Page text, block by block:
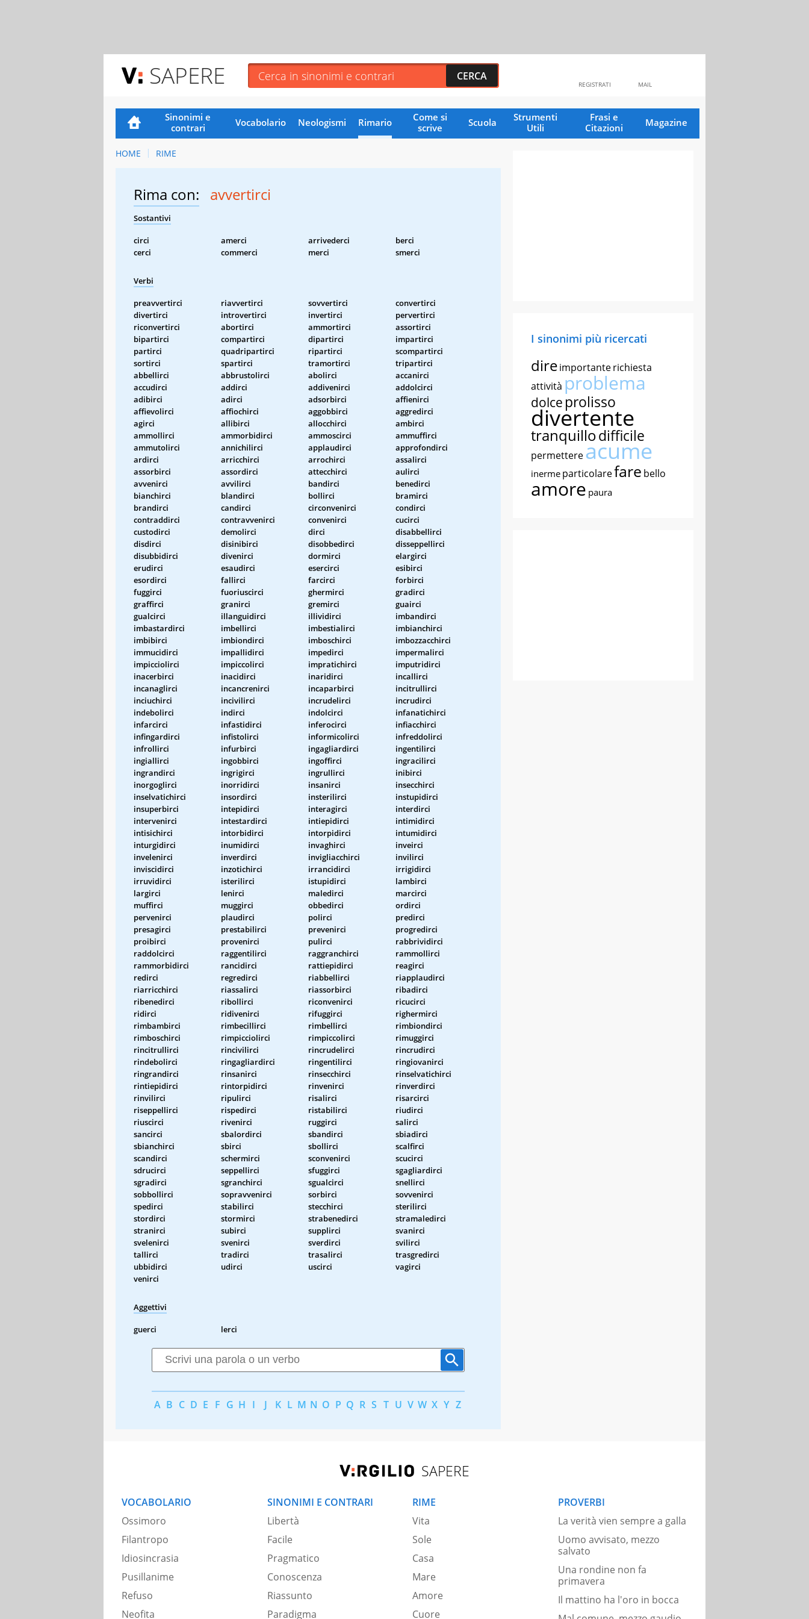
SAPERE MAIL
REGISTRATI
Sinonimi e
contrari
Vocabolario Neologismi Rimario
Come si
scrive
Scuola
Strumenti
Utili
Frasi e
Citazioni
Magazine
HOME RIME
Rima con: avvertirci
Sostantivi
circi amerci arrivederci
berci
cerci
commerci merci smerci
Verbi
preavvertirci riavvertirci sovvertirci
convertirci
divertirci
introvertirci invertirci
pervertirci
riconvertirci
abortirci ammortirci
assortirci
bipartirci
compartirci dipartirci
impartirci
partirci
quadripartirci ripartirci
scompartirci
sortirci
spartirci tramortirci
tripartirci
abbellirci
abbrustolirci abolirci
accanirci
accudirci
addirci addivenirci
addolcirci
adibirci
adirci adsorbirci
affienirci
affievolirci
affiochirci aggobbirci
aggredirci
agirci
allibirci allocchirci
ambirci
ammollirci
ammorbidirci ammoscirci
ammuffirci
ammutolirci
annichilirci applaudirci
approfondirci
ardirci
arricchirci arrochirci
assalirci
assorbirci
assordirci attecchirci
aulirci
avvenirci
avvilirci bandirci
benedirci
bianchirci
blandirci bollirci
bramirci
brandirci
candirci circonvenirci
condirci
contraddirci
contravvenirci convenirci
cucirci
custodirci
demolirci dirci
disabbellirci
disdirci
disinibirci disobbedirci
disseppellirci
disubbidirci
divenirci dormirci
elargirci
erudirci
esaudirci esercirci
esibirci
esordirci
fallirci farcirci
forbirci
fuggirci
fuoriuscirci ghermirci
gradirci
graffirci
granirci gremirci
guairci
gualcirci
illanguidirci illividirci
imbandirci
imbastardirci
imbellirci imbestialirci
imbianchirci
imbibirci
imbiondirci imboschirci
imbozzacchirci
immucidirci
impallidirci impedirci
impermalirci
impicciolirci
impiccolirci impratichirci
imputridirci
inacerbirci
inacidirci inaridirci
incallirci
incanaglirci
incancrenirci incaparbirci
incitrullirci
inciuchirci
incivilirci incrudelirci
incrudirci
indebolirci
indirci indolcirci
infanatichirci
infarcirci
infastidirci inferocirci
infiacchirci
infingardirci
infistolirci informicolirci
infreddolirci
infrollirci
infurbirci ingagliardirci
ingentilirci
ingiallirci
ingobbirci ingoffirci
ingracilirci
ingrandirci
ingrigirci ingrullirci
inibirci
inorgoglirci
inorridirci insanirci
insecchirci
inselvatichirci
insordirci insterilirci
instupidirci
insuperbirci
intepidirci interagirci
interdirci
intervenirci
intestardirci intiepidirci
intimidirci
intisichirci
intorbidirci intorpidirci
intumidirci
inturgidirci
inumidirci invaghirci
inveirci
invelenirci
inverdirci invigliacchirci
invilirci
inviscidirci
inzotichirci irrancidirci
irrigidirci
irruvidirci
isterilirci istupidirci
lambirci
largirci
lenirci maledirci
marcirci
muffirci
muggirci obbedirci
ordirci
pervenirci
plaudirci polirci
predirci
presagirci
prestabilirci prevenirci
progredirci
proibirci
provenirci pulirci
rabbrividirci
raddolcirci
raggentilirci raggranchirci
rammollirci
rammorbidirci
rancidirci rattiepidirci
reagirci
redirci
regredirci riabbellirci
riapplaudirci
riarricchirci
riassalirci riassorbirci
ribadirci
ribenedirci
ribollirci riconvenirci
ricucirci
ridirci
ridivenirci rifuggirci
righermirci
rimbambirci
rimbecillirci rimbellirci
rimbiondirci
rimboschirci
rimpicciolirci rimpiccolirci
rimuggirci
rincitrullirci
rincivilirci rincrudelirci
rincrudirci
rindebolirci
ringagliardirci ringentilirci
ringiovanirci
ringrandirci
rinsanirci rinsecchirci
rinselvatichirci
rintiepidirci
rintorpidirci rinvenirci
rinverdirci
rinvilirci
ripulirci risalirci
risarcirci
riseppellirci
rispedirci ristabilirci
riudirci
riuscirci
rivenirci ruggirci
salirci
sancirci
sbalordirci sbandirci
sbiadirci
sbianchirci
sbirci sbollirci
scalfirci
scandirci
schermirci sconvenirci
scucirci
sdrucirci
seppellirci sfuggirci
sgagliardirci
sgradirci
sgranchirci sgualcirci
snellirci
sobbollirci
sopravvenirci sorbirci
sovvenirci
spedirci
stabilirci stecchirci
sterilirci
stordirci
stormirci strabenedirci
stramaledirci
stranirci
subirci supplirci
svanirci
svelenirci
svenirci sverdirci
svilirci
tallirci
tradirci trasalirci
trasgredirci
ubbidirci
udirci uscirci
vagirci
venirci
Aggettivi
guerci lerci
A B C D E F G H I J K L M N O P Q R S T U V W X Y Z
I sinonimi più ricercati
direimportanterichiesta
attività problema
dolce prolisso
divertente
tranquillodifficile
permettereacume
inerme particolarefare bello
amore paura
SAPERE
VOCABOLARIO
Ossimoro
Filantropo
Idiosincrasia
Pusillanime
Refuso
Neofita
SINONIMI E CONTRARI
Libertà
Facile
Pragmatico
Conoscenza
Riassunto
Paradigma
RIME
Vita
Sole
Casa
Mare
Amore
Cuore
PROVERBI
La verità vien sempre a galla
Uomo avvisato, mezzo
salvato
Una rondine non fa
primavera
Il mattino ha l'oro in bocca